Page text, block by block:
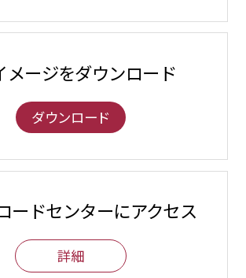
メージをダウンロード
ダウンロード
ードセンターにアクセス
詳細